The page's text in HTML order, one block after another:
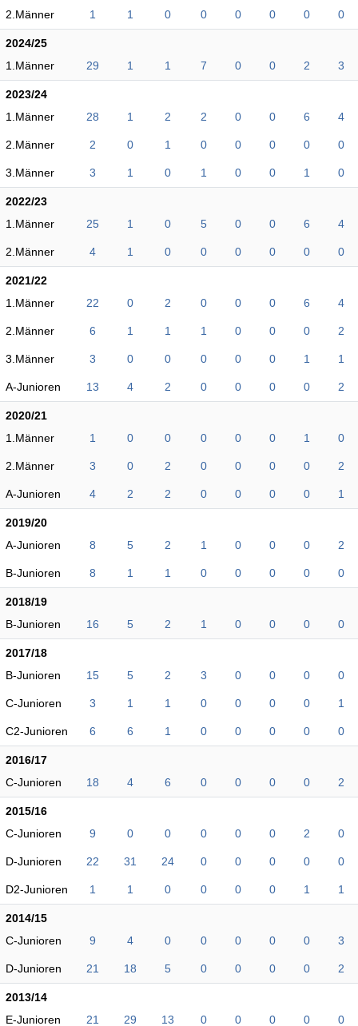
2.Männer 1 1 0 0 0 0 0 0
2024/25
1.Männer
29 1 1 7 0 0 2 3
2023/24
1.Männer
28 1 2 2 0 0 6 4
2.Männer 2 0 1 0 0 0 0 0
3.Männer 3 1 0 1 0 0 1 0
2022/23
1.Männer
25 1 0 5 0 0 6 4
2.Männer 4 1 0 0 0 0 0 0
2021/22
1.Männer
22 0 2 0 0 0 6 4
2.Männer 6 1 1 1 0 0 0 2
3.Männer 3 0 0 0 0 0 1 1
A-Junioren 13 4 2 0 0 0 0 2
2020/21
1.Männer
1 0 0 0 0 0 1 0
2.Männer 3 0 2 0 0 0 0 2
A-Junioren 4 2 2 0 0 0 0 1
2019/20
A-Junioren
8 5 2 1 0 0 0 2
B-Junioren 8 1 1 0 0 0 0 0
2018/19
B-Junioren
16 5 2 1 0 0 0 0
2017/18
B-Junioren
15 5 2 3 0 0 0 0
C-Junioren 3 1 1 0 0 0 0 1
C2-Junioren 6 6 1 0 0 0 0 0
2016/17
C-Junioren
18 4 6 0 0 0 0 2
2015/16
C-Junioren
9 0 0 0 0 0 2 0
D-Junioren 22 31 24 0 0 0 0 0
D2-Junioren 1 1 0 0 0 0 1 1
2014/15
C-Junioren
9 4 0 0 0 0 0 3
D-Junioren 21 18 5 0 0 0 0 2
2013/14
E-Junioren
21 29 13 0 0 0 0 0